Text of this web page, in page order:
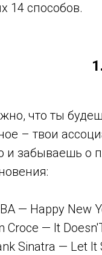
14 способов.
что ты
– твои
и забываешь о
— Happy New
Croce — It
Sinatra — Let It